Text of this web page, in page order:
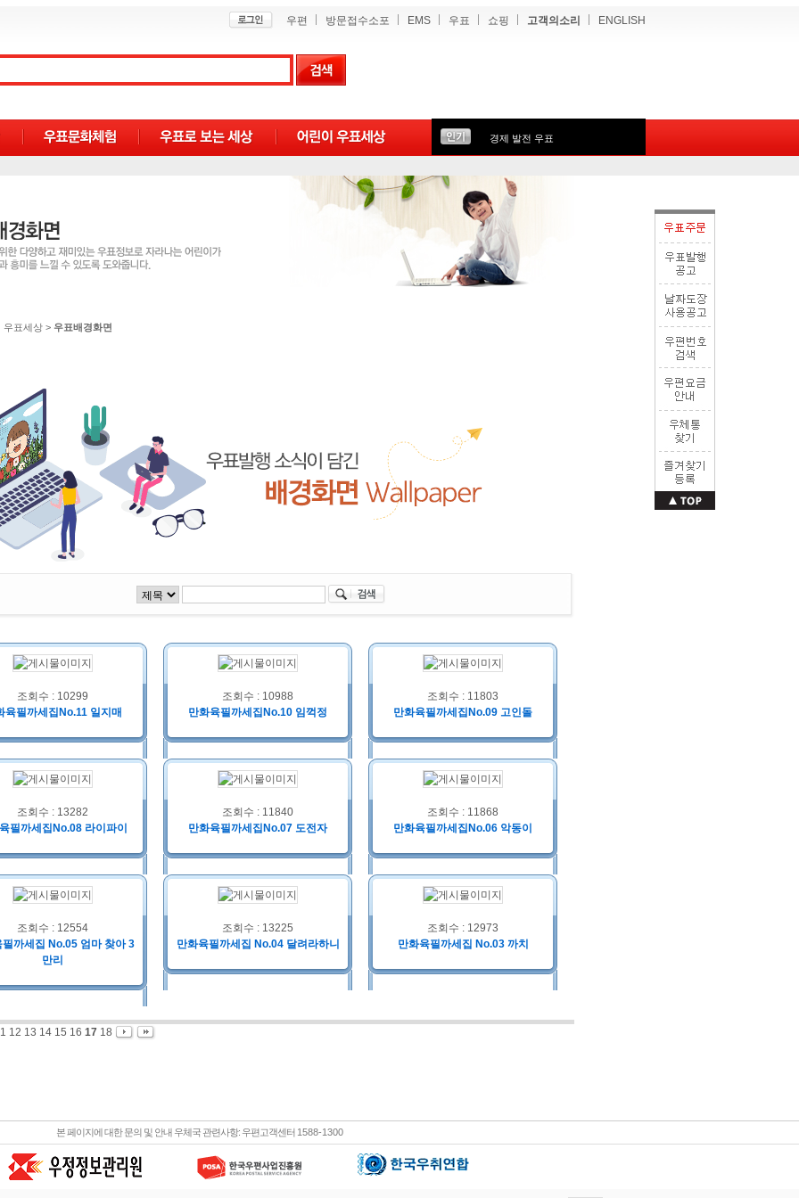
우편 방문접수소포 EMS 우표 쇼핑 고객의소리 ENGLISH
경제 발전 우표
우표세상 > 우표배경화면
조회수 : 10299
육필까세집No.11 일지매
조회수 : 10988
만화육필까세집No.10 임꺽정
조회수 : 11803
만화육필까세집No.09 고인돌
조회수 : 13282
필까세집No.08 라이파이
조회수 : 11840
만화육필까세집No.07 도전자
조회수 : 11868
만화육필까세집No.06 악동이
조회수 : 12554
필까세집 No.05 엄마 찾아 3
만리
조회수 : 13225
만화육필까세집 No.04 달려라하니
조회수 : 12973
만화육필까세집 No.03 까치
12 13 14 15 16 17 18
본 페이지에 대한 문의 및 안내 우체국 관련사항: 우편고객센터 1588-1300